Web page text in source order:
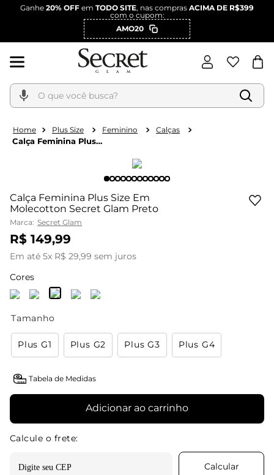
Ganhe 20% OFF em TODO SITE, nas compras ACIMA DE R$399
com o cupom:
AMO20
O que você busca?
Plus Size Feminino Calças
Calça Feminina Plus
Calça Feminina Plus Size Em
Molecotton Secret Glam Preto
Marca: Secret Glam
R$ 149,99
Em até 5x R$ 29,99 sem juros
Cores
Tamanho
Plus G1 Plus G2 Plus G3 Plus G4
Tabela de Medidas
Adicionar ao carrinho